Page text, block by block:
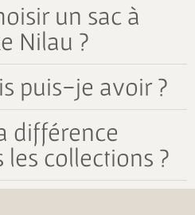
un sac à
Nilau ?
puis-je avoir ?
différence
les collections ?